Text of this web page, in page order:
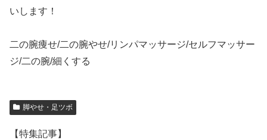
いします！
二の腕痩せ/二の腕やせ/リンパマッサージ/セルフマッサー
ジ/二の腕/細くする
脚やせ・足ツボ
【特集記事】